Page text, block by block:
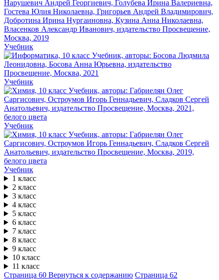
Учебник
Учебник
Учебник
Учебник
1 класс
2 класс
3 класс
4 класс
5 класс
6 класс
7 класс
8 класс
9 класс
10 класс
11 класс
Страница 60 Вернуться к содержанию Страница 62